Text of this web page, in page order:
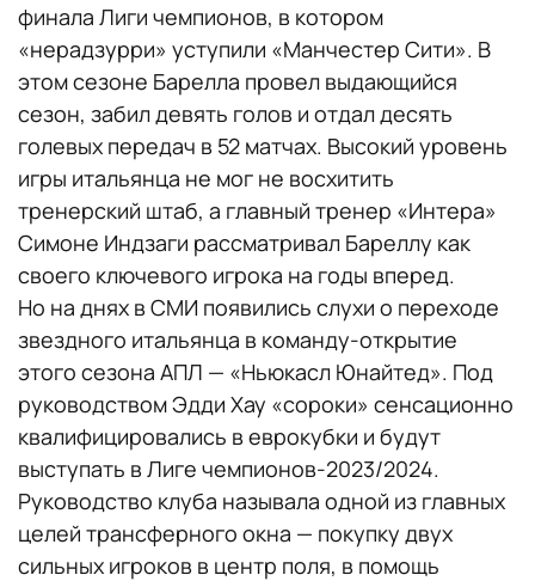
финала Лиги чемпионов, в котором
«нерадзурри» уступили «Манчестер Сити». В
этом сезоне Барелла провел выдающийся
сезон, забил девять голов и отдал десять
голевых передач в 52 матчах. Высокий уровень
игры итальянца не мог не восхитить
тренерский штаб, а главный тренер «Интера»
Симоне Индзаги рассматривал Бареллу как
своего ключевого игрока на годы вперед.
Но на днях в СМИ появились слухи о переходе
звездного итальянца в команду-открытие
этого сезона АПЛ — «Ньюкасл Юнайтед». Под
руководством Эдди Хау «сороки» сенсационно
квалифицировались в еврокубки и будут
выступать в Лиге чемпионов-2023/2024.
Руководство клуба называла одной из главных
целей трансферного окна — покупку двух
сильных игроков в центр поля, в помощь